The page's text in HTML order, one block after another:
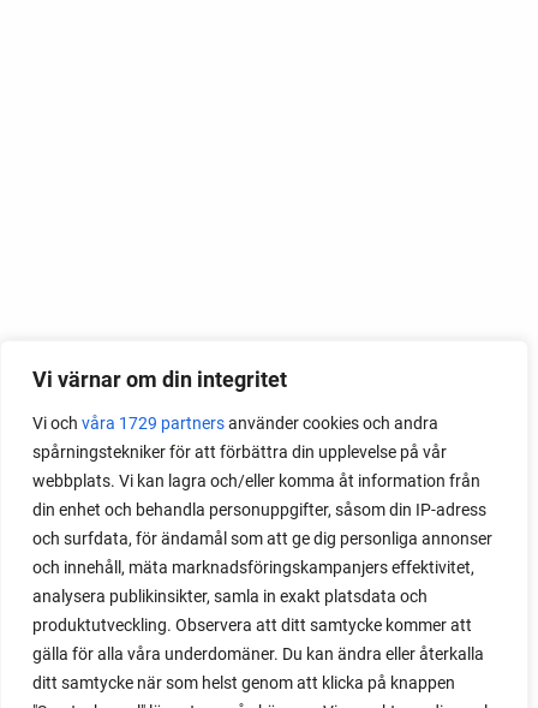
Vi värnar om din integritet
Vi och våra 1729 partnersanvänder cookies och andra
spårningstekniker för att förbättra din upplevelse på vår
webbplats. Vi kan lagra och/eller komma åt information från
din enhet och behandla personuppgifter, såsom din IP-adress
och surfdata, för ändamål som att ge dig personliga annonser
och innehåll, mäta marknadsföringskampanjers effektivitet,
analysera publikinsikter, samla in exakt platsdata och
produktutveckling. Observera att ditt samtycke kommer att
gälla för alla våra underdomäner. Du kan ändra eller återkalla
ditt samtycke när som helst genom att klicka på knappen